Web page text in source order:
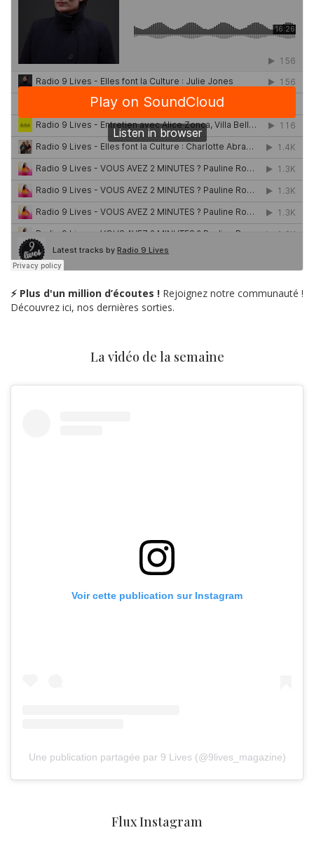
⚡ Plus d'un million d’écoutes ! Rejoignez notre communauté !
Découvrez ici, nos dernières sorties.
La vidéo de la semaine
Voir cette publication sur Instagram
Une publication partagée par 9 Lives (@9lives_magazine)
Flux Instagram